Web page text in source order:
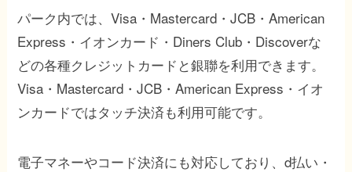
パーク内では、Visa・Mastercard・JCB・American
Express・イオンカード・Diners Club・Discoverな
どの各種クレジットカードと銀聯を利用できます。
Visa・Mastercard・JCB・American Express・イオ
ンカードではタッチ決済も利用可能です。
電子マネーやコード決済にも対応しており、d払い・